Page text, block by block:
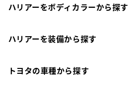
ハリアーをボディカラーから探す
ハリアーを装備から探す
トヨタの車種から探す